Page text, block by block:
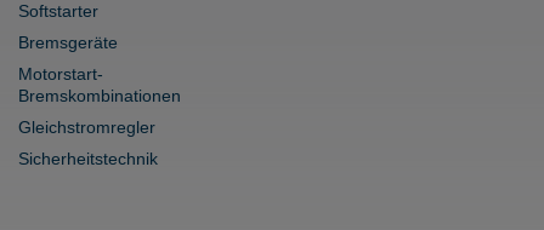
Softstarter
Bremsgeräte
Motorstart-
Bremskombinationen
Gleichstromregler
Sicherheitstechnik